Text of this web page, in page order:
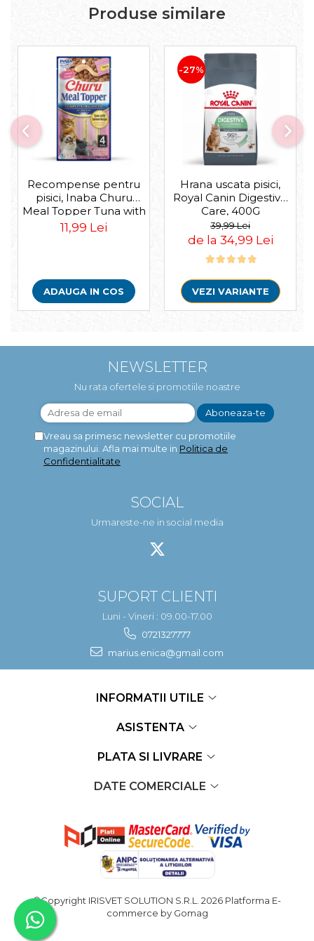
Produse similare
Recompense pentru
pisici, Inaba Churu
Meal Topper Tuna with
Salmon Recipe
11,99 Lei
ADAUGA IN COS
-27%
Hrana uscata pisici,
Royal Canin Digestive
Care, 400G
39,99 Lei
de la 34,99 Lei
VEZI VARIANTE
NEWSLETTER
Nu rata ofertele si promotiile noastre
Vreau sa primesc newsletter cu promotiile
magazinului. Afla mai multe in Politica de
Confidentialitate
SOCIAL
Urmareste-ne in social media
SUPORT CLIENTI
Luni - Vineri : 09.00-17.00
0721327777
marius.enica@gmail.com
INFORMATII UTILE
ASISTENTA
PLATA SI LIVRARE
DATE COMERCIALE
©Copyright IRISVET SOLUTION S.R.L. 2026 Platforma E-
commerce by Gomag